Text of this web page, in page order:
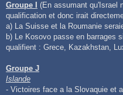
Groupe I
(En assumant qu'Israel
qualification et donc irait
a) La Suisse et la Roumanie
b) Le Kosovo passe en barrages
qualifient : Grece, Kazakhstan,
Groupe J
Islande
- Victoires face a la Slovaquie et